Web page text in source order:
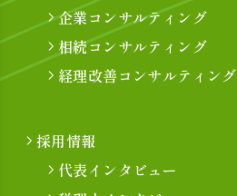
企業コンサルティング
相続コンサルティング
経理改善コンサルティング
採用情報
代表インタビュー